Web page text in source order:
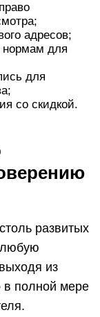
адресов;
нормам для
для
со скидкой.
развитых
любую
из
полной мере